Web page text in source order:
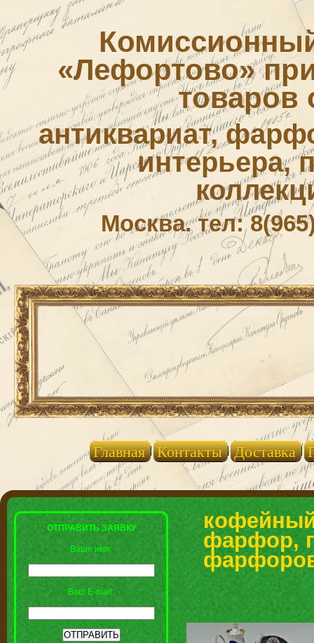
«Лефортово»
товаров
антиквариат,
интерьера,
Москва. тел:
Главная Контакты Доставка
ОТПРАВИТЬ ЗАЯВКУ
Ваше имя:
Ваш E-mail:
кофейный
фарфор,